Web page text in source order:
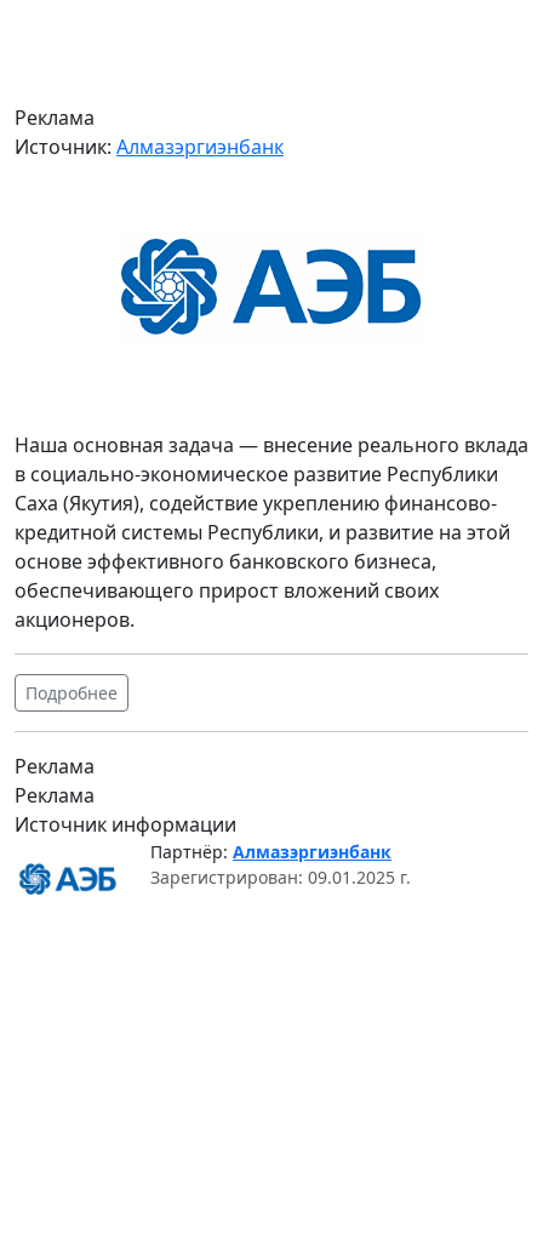
Реклама
Источник: Алмазэргиэнбанк
Наша основная задача — внесение реального вклада
в социально-экономическое развитие Республики
Саха (Якутия), содействие укреплению финансово-
кредитной системы Республики, и развитие на этой
основе эффективного банковского бизнеса,
обеспечивающего прирост вложений своих
акционеров.
Подробнее
Реклама
Реклама
Источник информации
Партнёр: Алмазэргиэнбанк
Зарегистрирован: 09.01.2025 г.